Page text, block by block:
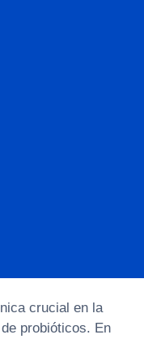
crucial en la
probióticos. En